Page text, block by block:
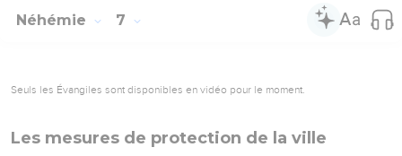
Néhémie 7
Seuls les Évangiles sont disponibles en vidéo pour le moment.
Les mesures de protection de la ville